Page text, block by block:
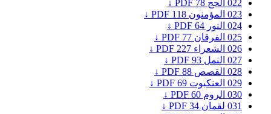
022 الحج 78
PDF ↓
023 المؤمنون 118
PDF ↓
024 النور 64
PDF ↓
025 الفرقان 77
PDF ↓
026 الشعراء 227
PDF ↓
027 النمل 93
PDF ↓
028 القصص 88
PDF ↓
029 العنكبوت 69
PDF ↓
030 الروم 60
PDF ↓
031 لقمان 34
PDF ↓